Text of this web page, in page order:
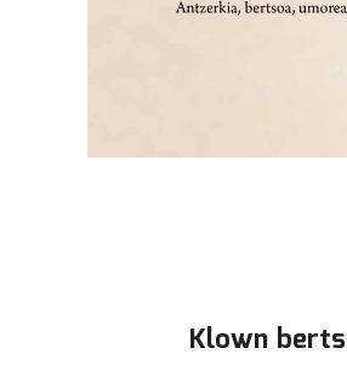
Klown